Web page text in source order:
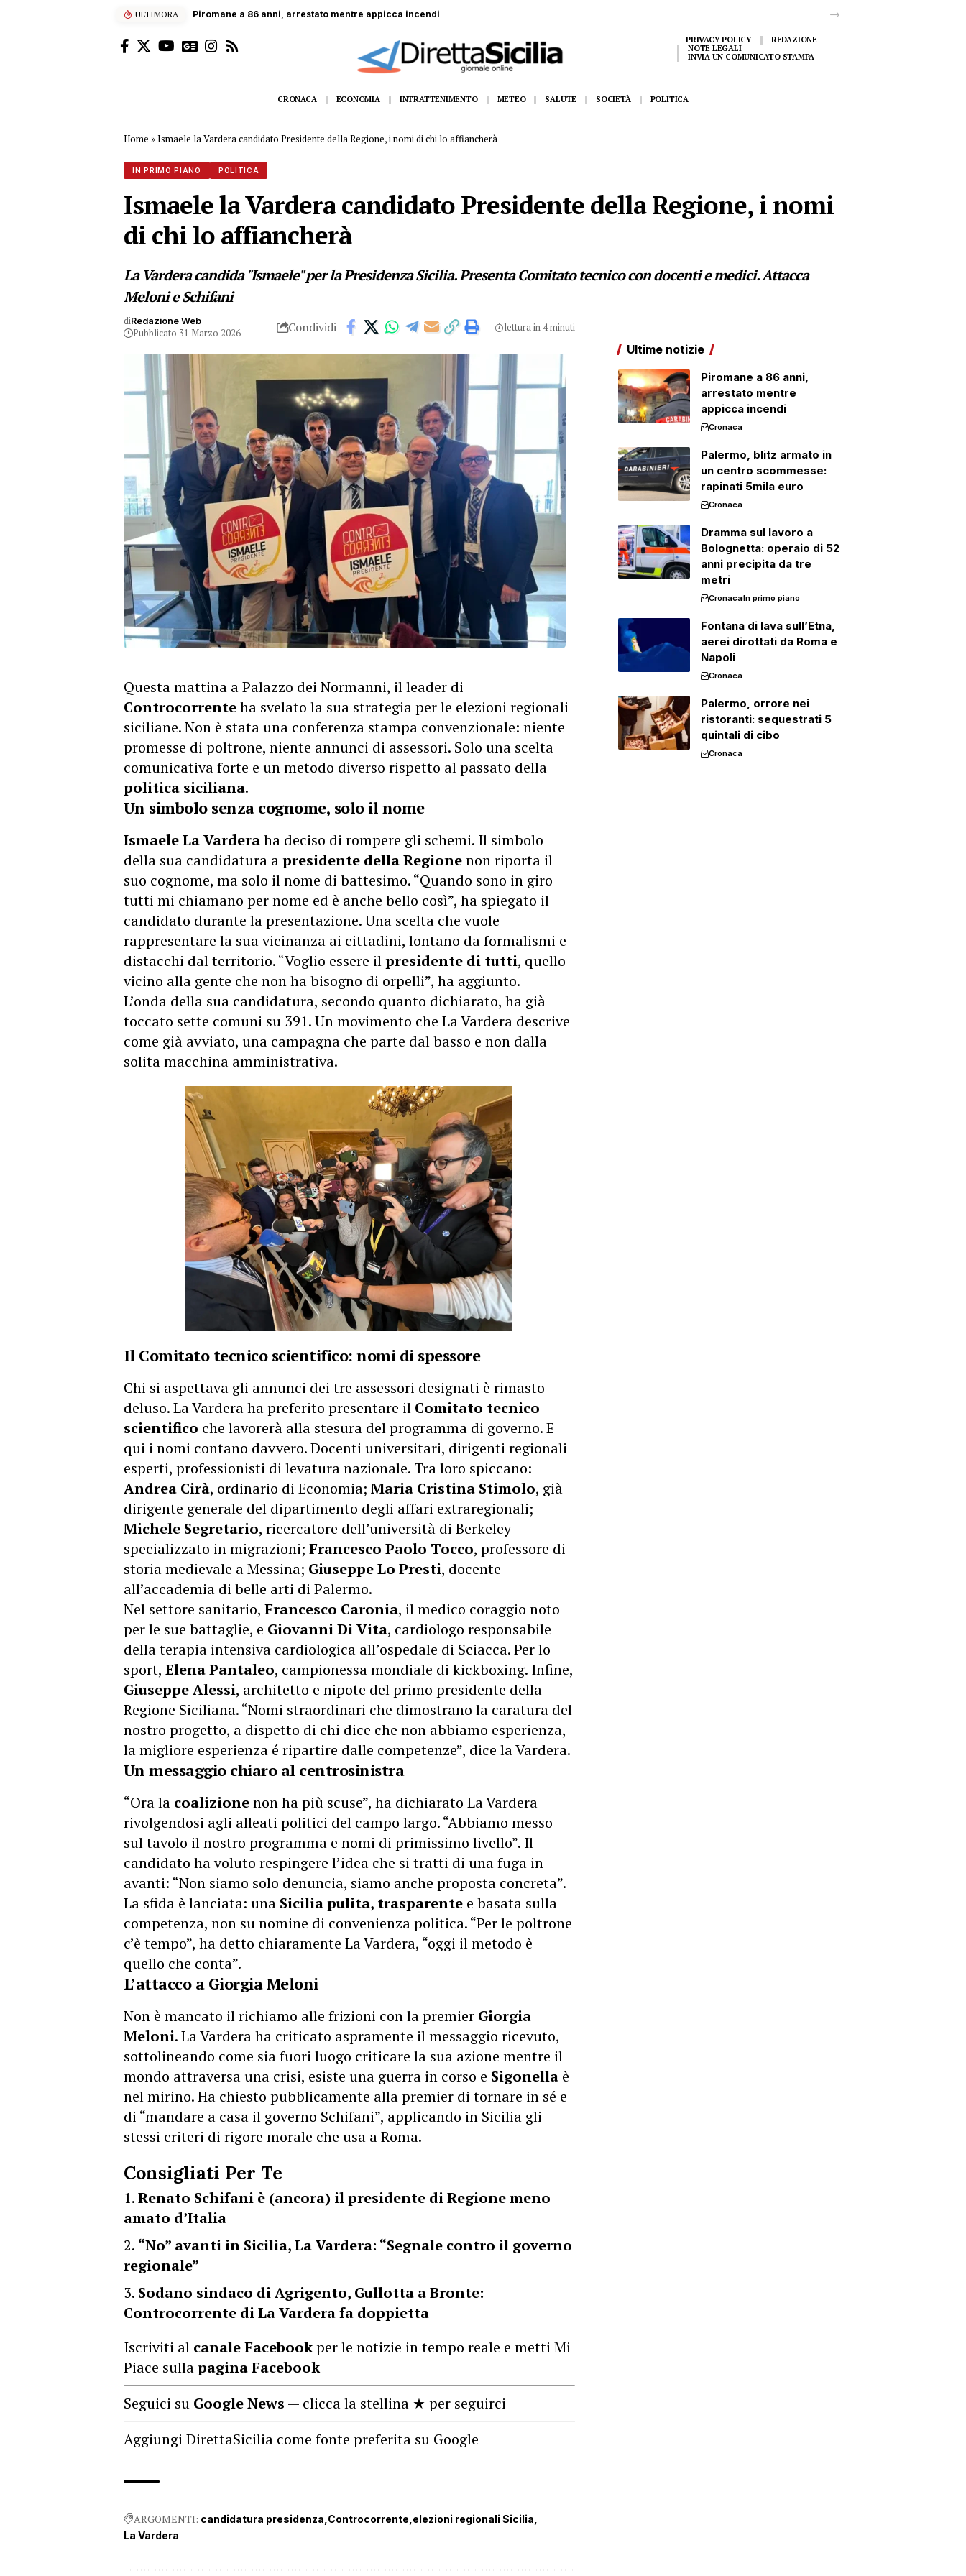
ULTIMORA Piromane a 86 anni, arrestato mentre appicca incendi
PRIVACY POLICY
REDAZIONE
NOTE LEGALI
INVIA UN COMUNICATO STAMPA
CRONACA ECONOMIA INTRATTENIMENTO METEO SALUTE SOCIETÀ POLITICA
Home »Ismaele la Vardera candidato Presidente della Regione, i nomi di chi lo affiancherà
IN PRIMO PIANO POLITICA
Ismaele la Vardera candidato Presidente della Regione, i nomi
di chi lo affiancherà
La Vardera candida "Ismaele" per la Presidenza Sicilia. Presenta Comitato tecnico con docenti e medici. Attacca
Meloni e Schifani
diRedazione Web
Pubblicato 31 Marzo 2026 Condividi lettura in 4 minuti
Questa mattina a Palazzo dei Normanni, il leader di
Controcorrenteha svelato la sua strategia per le elezioni regionali
siciliane. Non è stata una conferenza stampa convenzionale: niente
promesse di poltrone, niente annunci di assessori. Solo una scelta
comunicativa forte e un metodo diverso rispetto al passato della
politica siciliana.
Un simbolo senza cognome, solo il nome
Ismaele La Varderaha deciso di rompere gli schemi. Il simbolo
della sua candidatura apresidente della Regionenon riporta il
suo cognome, ma solo il nome di battesimo. “Quando sono in giro
tutti mi chiamano per nome ed è anche bello così”, ha spiegato il
candidato durante la presentazione. Una scelta che vuole
rappresentare la sua vicinanza ai cittadini, lontano da formalismi e
distacchi dal territorio. “Voglio essere ilpresidente di tutti, quello
vicino alla gente che non ha bisogno di orpelli”, ha aggiunto.
L’onda della sua candidatura, secondo quanto dichiarato, ha già
toccato sette comuni su 391. Un movimento che La Vardera descrive
come già avviato, una campagna che parte dal basso e non dalla
solita macchina amministrativa.
Il Comitato tecnico scientifico: nomi di spessore
Chi si aspettava gli annunci dei tre assessori designati è rimasto
deluso. La Vardera ha preferito presentare il Comitato tecnico
scientifico che lavorerà alla stesura del programma di governo. E
qui i nomi contano davvero. Docenti universitari, dirigenti regionali
esperti, professionisti di levatura nazionale. Tra loro spiccano:
Andrea Cirà, ordinario di Economia; Maria Cristina Stimolo, già
dirigente generale del dipartimento degli affari extraregionali;
Michele Segretario, ricercatore dell’università di Berkeley
specializzato in migrazioni; Francesco Paolo Tocco, professore di
storia medievale a Messina; Giuseppe Lo Presti, docente
all’accademia di belle arti di Palermo.
Nel settore sanitario, Francesco Caronia, il medico coraggio noto
per le sue battaglie, e Giovanni Di Vita, cardiologo responsabile
della terapia intensiva cardiologica all’ospedale di Sciacca. Per lo
sport, Elena Pantaleo, campionessa mondiale di kickboxing. Infine,
Giuseppe Alessi, architetto e nipote del primo presidente della
Regione Siciliana. “Nomi straordinari che dimostrano la caratura del
nostro progetto, a dispetto di chi dice che non abbiamo esperienza,
la migliore esperienza é ripartire dalle competenze”, dice la Vardera.
Un messaggio chiaro al centrosinistra
“Ora la coalizionenon ha più scuse”, ha dichiarato La Vardera
rivolgendosi agli alleati politici del campo largo. “Abbiamo messo
sul tavolo il nostro programma e nomi di primissimo livello”. Il
candidato ha voluto respingere l’idea che si tratti di una fuga in
avanti: “Non siamo solo denuncia, siamo anche proposta concreta”.
La sfida è lanciata: una Sicilia pulita, trasparente e basata sulla
competenza, non su nomine di convenienza politica. “Per le poltrone
c’è tempo”, ha detto chiaramente La Vardera, “oggi il metodo è
quello che conta”.
L’attacco a Giorgia Meloni
Non è mancato il richiamo alle frizioni con la premier Giorgia
Meloni. La Vardera ha criticato aspramente il messaggio ricevuto,
sottolineando come sia fuori luogo criticare la sua azione mentre il
mondo attraversa una crisi, esiste una guerra in corso e Sigonella è
nel mirino. Ha chiesto pubblicamente alla premier di tornare in sé e
di “mandare a casa il governo Schifani”, applicando in Sicilia gli
stessi criteri di rigore morale che usa a Roma.
Consigliati Per Te
Renato Schifani è (ancora) il presidente di Regione meno
amato d’Italia
“No” avanti in Sicilia, La Vardera: “Segnale contro il governo
regionale”
Sodano sindaco di Agrigento, Gullotta a Bronte:
Controcorrente di La Vardera fa doppietta
Iscriviti al canale Facebookper le notizie in tempo reale e metti Mi
Piace sullapagina Facebook
Seguici su Google News — clicca la stellina ★ per seguirci
Aggiungi DirettaSicilia come fonte preferita su Google
ARGOMENTI: candidatura presidenza Controcorrente elezioni regionali Sicilia
La Vardera
Ultime notizie
Piromane a 86 anni,
arrestato mentre
appicca incendi
Cronaca
Palermo, blitz armato in
un centro scommesse:
rapinati 5mila euro
Cronaca
Dramma sul lavoro a
Bolognetta: operaio di 52
anni precipita da tre
metri
CronacaIn primo piano
Fontana di lava sull’Etna,
aerei dirottati da Roma e
Napoli
Cronaca
Palermo, orrore nei
ristoranti: sequestrati 5
quintali di cibo
Cronaca